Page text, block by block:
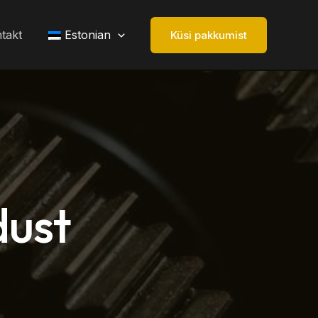
Estonian Küsi pakkumist